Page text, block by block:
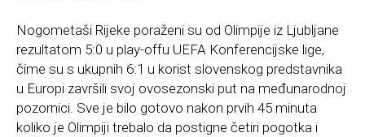
Nogometaši Rijeke poraženi su od Olimpije iz Ljubljane
rezultatom 5:0 u play-offu UEFA Konferencijske lige,
čime su s ukupnih 6:1 u korist slovenskog predstavnika
u Europi završili svoj ovosezonski put na međunarodnoj
pozornici. Sve je bilo gotovo nakon prvih 45 minuta
koliko je Olimpiji trebalo da postigne četiri pogotka i